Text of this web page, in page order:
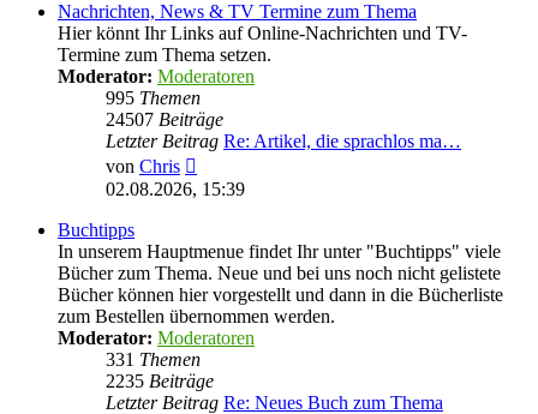
Nachrichten, News & TV Termine zum Thema
Hier könnt Ihr Links auf Online-Nachrichten und TV-
Termine zum Thema setzen.
Moderator: Moderatoren
995 Themen
24507 Beiträge
Letzter Beitrag Re: Artikel, die sprachlos ma…
von Chris
Beitrag
02.08.2026, 15:39
Buchtipps
In unserem Hauptmenue findet Ihr unter "Buchtipps" viele
Bücher zum Thema. Neue und bei uns noch nicht gelistete
Bücher können hier vorgestellt und dann in die Bücherliste
zum Bestellen übernommen werden.
Moderator: Moderatoren
331 Themen
2235 Beiträge
Letzter Beitrag Re: Neues Buch zum Thema